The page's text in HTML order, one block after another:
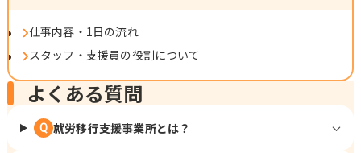
仕事内容・1日の流れ
スタッフ・支援員の役割について
よくある質問
Q 就労移行支援事業所とは？